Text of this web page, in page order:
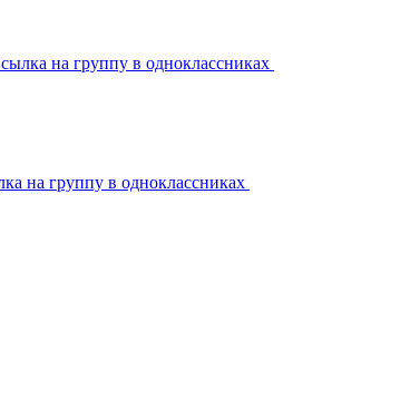
на группу в одноклассниках
на группу в одноклассниках